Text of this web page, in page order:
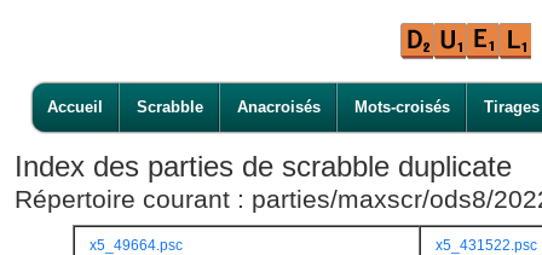
Accueil Scrabble Anacroisés Mots-croisés Tirages
Index des parties de scrabble duplicate
Répertoire courant : parties/maxscr/ods8/
x5_49664.psc x5_431522.psc